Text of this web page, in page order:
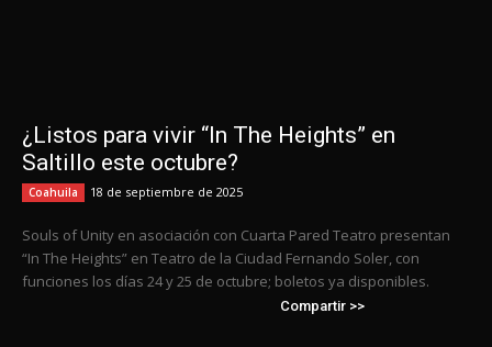
¿Listos para vivir “In The Heights” en
Saltillo este octubre?
Coahuila 18 de septiembre de 2025
Souls of Unity en asociación con Cuarta Pared Teatro presentan
“In The Heights” en Teatro de la Ciudad Fernando Soler, con
funciones los días 24 y 25 de octubre; boletos ya disponibles.
Compartir >>